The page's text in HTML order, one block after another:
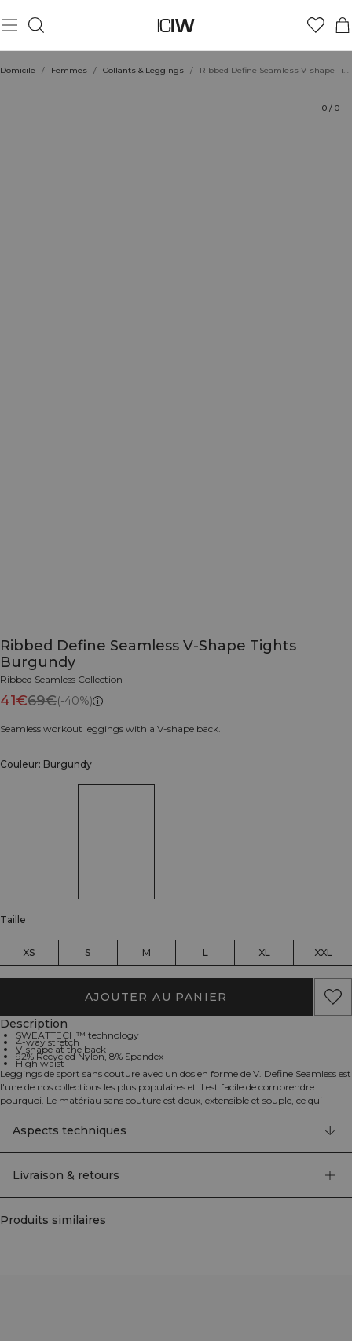
Domicile / Femmes / Collants & Leggings / Ribbed Define Seamless V-shape Tights Burgundy
0 / 0
Ribbed Define Seamless V-Shape Tights
Burgundy
Ribbed Seamless Collection
41€69€(-40%)
Seamless workout leggings with a V-shape back.
Couleur: Burgundy
Taille
XS S M L XL XXL
AJOUTER AU PANIER
Description
SWEATTECH™ technology
4-way stretch
V-shape at the back
92% Recycled Nylon, 8% Spandex
High waist
Leggings de sport sans couture avec un dos en forme de V. Define Seamless est
l'une de nos collections les plus populaires et il est facile de comprendre
pourquoi. Le matériau sans couture est doux, extensible et souple, ce qui
leggings, brassières de sport et hauts disponibles dans plusieurs couleurs
tendance font de Define Seamless la ligne de vêtements d'entraînement de
choix pour différents types d'exercices. 92% Nylon recyclé, 8% Elastan
Aspects techniques
Livraison & retours
Produits similaires